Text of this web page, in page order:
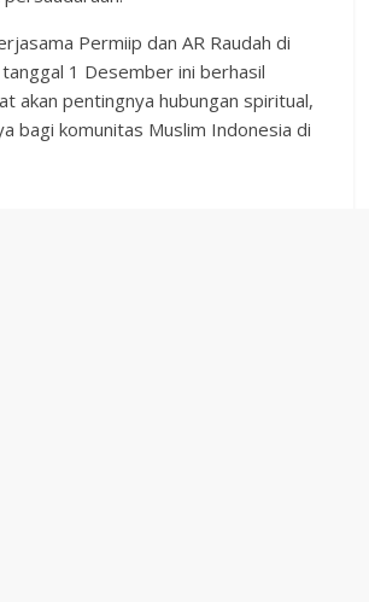
Permiip dan AR Raudah di
1 Desember ini berhasil
akan pentingnya hubungan spiritual,
bagi komunitas Muslim Indonesia di